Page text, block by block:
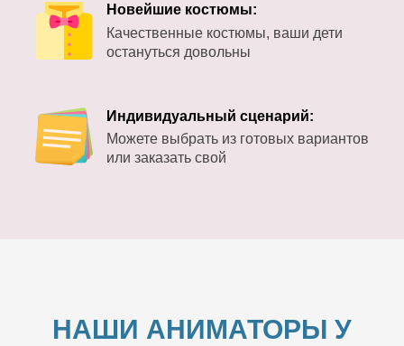
Новейшие костюмы:
Качественные костюмы, ваши дети
остануться довольны
Индивидуальный сценарий:
Можете выбрать из готовых вариантов
или заказать свой
НАШИ АНИМАТОРЫ У